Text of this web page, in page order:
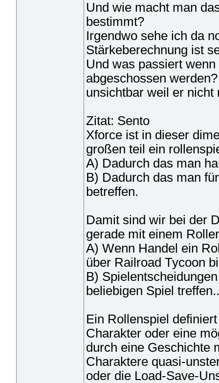
Und wie macht man
bestimmt?
Irgendwo sehe ich da
Stärkeberechnung ist
Und was passiert
abgeschossen
unsichtbar weil er nicht
Zitat: Sento
Xforce ist in dieser
großen teil ein
A) Dadurch das man
B) Dadurch das man
betreffen.
Damit sind wir bei der
gerade mit einem
A) Wenn Handel ein
über Railroad Tycoon
B)
beliebigen Spiel
Ein Rollenspiel
Charakter oder eine
durch eine Geschichte
Charaktere quasi-
oder die Load-Save-